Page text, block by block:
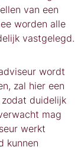
van een
worden alle
vastgelegd.
wordt
zal hier een
duidelijk
mag
werkt
kunnen